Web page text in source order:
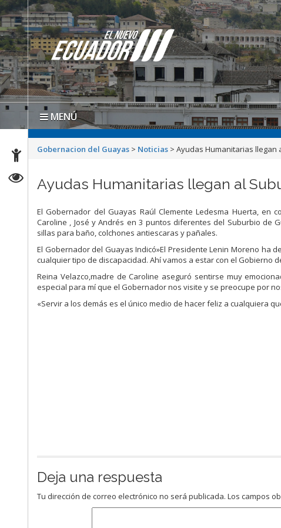
MENÚ
Gobernacion del Guayas > Noticias >Ayudas Humanitarias llegan
Ayudas Humanitarias llegan al
El Gobernador del Guayas Raúl Clemente Ledesma Huerta,
Caroline , José y Andrés en 3 puntos diferentes del Suburbio
sillas para baño, colchones antiescaras y pañales.
El Gobernador del Guayas Indicó»El Presidente Lenin Moreno
cualquier tipo de discapacidad. Ahí vamos a estar con el Gobierno
Reina Velazco,madre de Caroline aseguró sentirse muy
especial para mí que el Gobernador nos visite y se preocupe por
«Servir a los demás es el único medio de hacer feliz a cualquiera
Deja una respuesta
Tu dirección de correo electrónico no será publicada. Los campos